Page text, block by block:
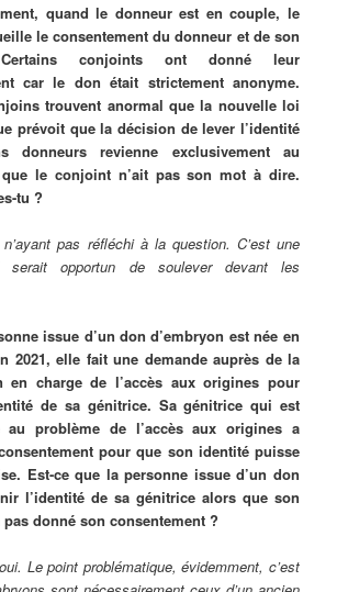
quand le donneur est en couple, le
le consentement du donneur et de son
conjoints ont donné leur
car le don était strictement anonyme.
trouvent anormal que la nouvelle loi
prévoit que la décision de lever l’identité
donneurs revienne exclusivement au
le conjoint n’ait pas son mot à dire.
tu ?
pas réfléchi à la question. C’est une
serait opportun de soulever devant les
issue d’un don d’embryon est née en
2021, elle fait une demande auprès de la
en charge de l’accès aux origines pour
de sa génitrice. Sa génitrice qui est
au problème de l’accès aux origines a
pour que son identité puisse
Est-ce que la personne issue d’un don
l’identité de sa génitrice alors que son
pas donné son consentement ?
Le point problématique, évidemment, c’est